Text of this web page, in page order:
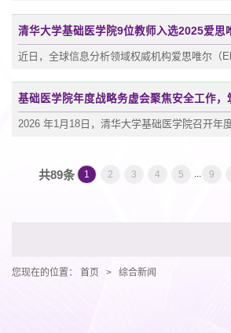
共89条 1 2 3 4 5 ... 9
您现在的位置： 首页 > 综合新闻